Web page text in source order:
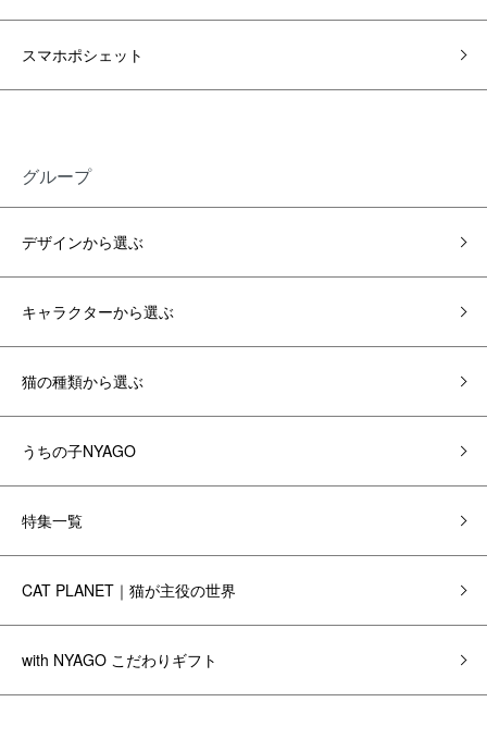
スマホポシェット
グループ
デザインから選ぶ
キャラクターから選ぶ
猫の種類から選ぶ
うちの子NYAGO
特集一覧
CAT PLANET｜猫が主役の世界
with NYAGO こだわりギフト